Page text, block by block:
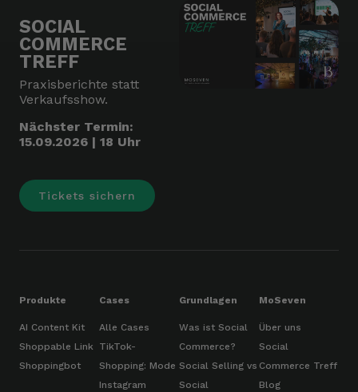
SOCIAL
COMMERCE
TREFF
Praxisberichte statt
Verkaufsshow.
Nächster Termin:
15.09.2026 | 18 Uhr
Tickets sichern
Produkte
AI Content Kit
Shoppable Link
Shoppingbot
Cases
Alle Cases
TikTok-
Shopping: Mode
Instagram
Grundlagen
Was ist Social
Commerce?
Social Selling vs
Social
MoSeven
Über uns
Social
Commerce Treff
Blog